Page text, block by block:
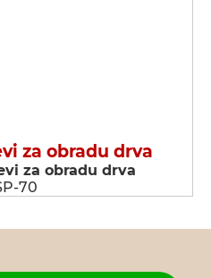
za obradu drva
za obradu drva
70